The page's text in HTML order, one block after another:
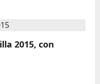
2015, con